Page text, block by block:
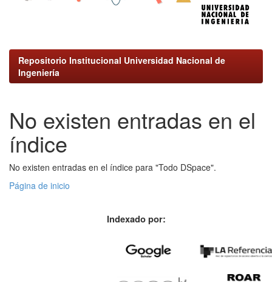
Repositorio Institucional Universidad Nacional de
Ingeniería
No existen entradas en el
índice
No existen entradas en el índice para "Todo DSpace".
Página de inicio
Indexado por: